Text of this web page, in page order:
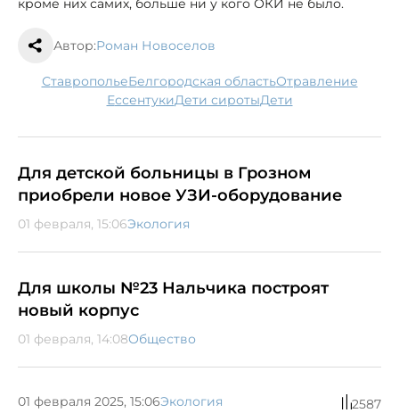
кроме них самих, больше ни у кого ОКИ не было.
Автор:Роман Новоселов
Ставрополье Белгородская область
отравление
Ессентуки
дети сироты дети
Для детской больницы в Грозном
приобрели новое УЗИ-оборудование
01 февраля, 15:06Экология
Для школы №23 Нальчика построят
новый корпус
01 февраля, 14:08Общество
01 февраля 2025, 15:06Экология 2587